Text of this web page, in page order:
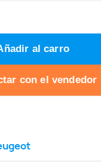
al carro
con el vendedor